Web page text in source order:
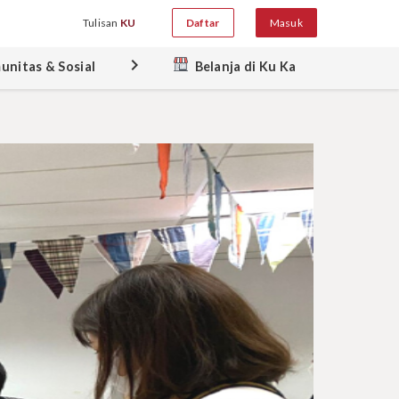
Tulisan KU Daftar Masuk
& Sosial keyboard_arrow_right Belanja di Ku Ka